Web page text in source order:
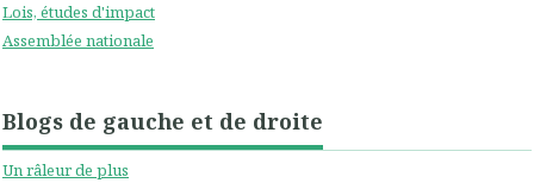
Lois, études d'impact
Assemblée nationale
Blogs de gauche et de droite
Un râleur de plus